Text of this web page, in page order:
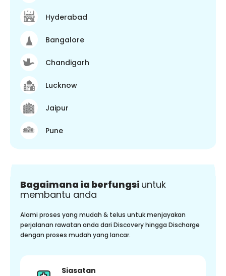
Hyderabad
Bangalore
Chandigarh
Lucknow
Jaipur
Pune
Bagaimana ia berfungsi untuk
membantu anda
Alami proses yang mudah & telus untuk menjayakan
perjalanan rawatan anda dari Discovery hingga Discharge
dengan proses mudah yang lancar.
Siasatan